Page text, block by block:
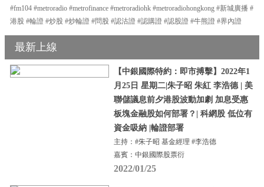
#fm104 #metroradio #metrofinance #metroradiohk #metroradiohongkong #新城廣播 #
港股 #輪證 #炒股 #炒輪證 #問股 #認沽證 #認購證 #認股證 #牛熊證 #界內證
最新上線
【中銀國際特約：即市搏擊】2022年1
月25日 星期二|朱子昭 朱紅 李浩德 | 美
聯儲議息前夕港股波動加劇 加息受惠
板塊金融股如何部署？| 科網股 低位有
資金吸納 |輪證部署
主持：#朱子昭 基金經理 #李浩德
嘉賓：中銀國際股票衍
2022/01/25